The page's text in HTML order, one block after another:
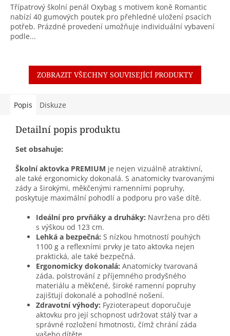
Třípatrový školní penál Oxybag s motivem koně Romantic
nabízí 40 gumových poutek pro přehledné uložení psacích
potřeb. Prázdné provedení umožňuje individuální vybavení
podle...
ZOBRAZIT VŠECHNY SOUVISEJÍCÍ PRODUKTY
Popis Diskuze
Detailní popis produktu
Set obsahuje:
Školní aktovka PREMIUM je nejen vizuálně atraktivní,
ale také ergonomicky dokonalá. S anatomicky tvarovanými
zády a širokými, měkčenými ramenními popruhy,
poskytuje maximální pohodlí a podporu pro vaše dítě.
Ideální pro prvňáky a druháky: Navržena pro děti
s výškou od 123 cm.
Lehká a bezpečná: S nízkou hmotností pouhých
1100 g a reflexními prvky je tato aktovka nejen
praktická, ale také bezpečná.
Ergonomicky dokonalá: Anatomicky tvarovaná
záda, polstrování z příjemného prodyšného
materiálu a měkčené, široké ramenní popruhy
zajišťují dokonalé a pohodlné nošení.
Zdravotní výhody: Fyzioterapeut doporučuje
aktovku pro její schopnost udržovat stálý tvar a
správné rozložení hmotnosti, čímž chrání záda